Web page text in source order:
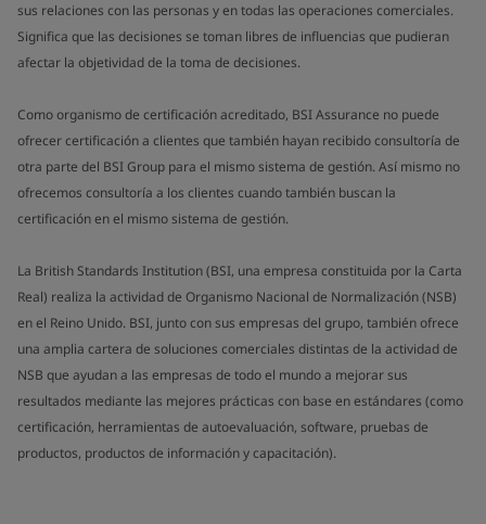
sus relaciones con las personas y en todas las operaciones comerciales.
Significa que las decisiones se toman libres de influencias que pudieran
afectar la objetividad de la toma de decisiones.
Como organismo de certificación acreditado, BSI Assurance no puede
ofrecer certificación a clientes que también hayan recibido consultoría de
otra parte del BSI Group para el mismo sistema de gestión. Así mismo no
ofrecemos consultoría a los clientes cuando también buscan la
certificación en el mismo sistema de gestión.
La British Standards Institution (BSI, una empresa constituida por la Carta
Real) realiza la actividad de Organismo Nacional de Normalización (NSB)
en el Reino Unido. BSI, junto con sus empresas del grupo, también ofrece
una amplia cartera de soluciones comerciales distintas de la actividad de
NSB que ayudan a las empresas de todo el mundo a mejorar sus
resultados mediante las mejores prácticas con base en estándares (como
certificación, herramientas de autoevaluación, software, pruebas de
productos, productos de información y capacitación).